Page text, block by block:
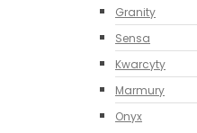
Granity
Sensa
Kwarcyty
Marmury
Onyx